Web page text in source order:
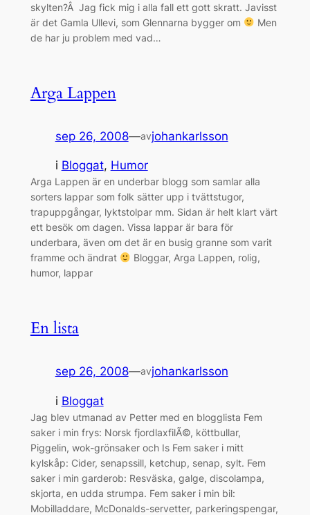
skylten?Â Jag fick mig i alla fall ett gott skratt. Javisst
är det Gamla Ullevi, som Glennarna bygger om
Men
de har ju problem med vad…
Arga Lappen
sep 26, 2008—avjohankarlsson
i Bloggat, Humor
Arga Lappen är en underbar blogg som samlar alla
sorters lappar som folk sätter upp i tvättstugor,
trapuppgångar, lyktstolpar mm. Sidan är helt klart värt
ett besök om dagen. Vissa lappar är bara för
underbara, även om det är en busig granne som varit
framme och ändrat
Bloggar, Arga Lappen, rolig,
humor, lappar
En lista
sep 26, 2008—avjohankarlsson
i Bloggat
Jag blev utmanad av Petter med en blogglista Fem
saker i min frys: Norsk fjordlaxfilÃ©, köttbullar,
Piggelin, wok-grönsaker och Is Fem saker i mitt
kylskåp: Cider, senapssill, ketchup, senap, sylt. Fem
saker i min garderob: Resväska, galge, discolampa,
skjorta, en udda strumpa. Fem saker i min bil:
Mobilladdare, McDonalds-servetter, parkeringspengar,